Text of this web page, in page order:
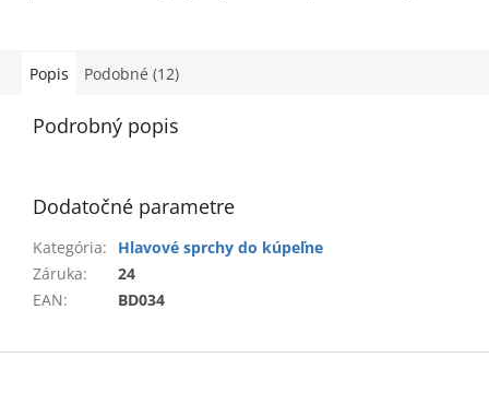
Popis Podobné (12)
Podrobný popis
Dodatočné parametre
Kategória:
Hlavové sprchy do kúpeľne
Záruka:
24
EAN: BD034
Z